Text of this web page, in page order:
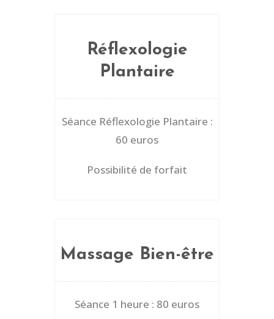
Réflexologie
Plantaire
Séance Réflexologie Plantaire :
60 euros
Possibilité de forfait
Massage Bien-être
Séance 1 heure : 80 euros